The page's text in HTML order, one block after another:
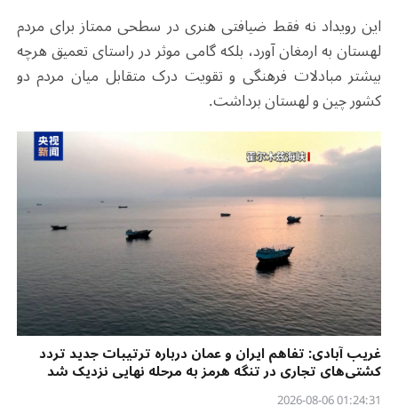
این رویداد نه فقط ضیافتی هنری در سطحی ممتاز برای مردم
لهستان به ارمغان آورد، بلکه گامی موثر در راستای تعمیق هرچه
بیشتر مبادلات فرهنگی و تقویت درک متقابل میان مردم دو
کشور چین و لهستان برداشت.
غریب آبادی: تفاهم ایران و عمان درباره ترتیبات جدید تردد
کشتی‌های تجاری در تنگه هرمز به مرحله نهایی نزدیک شد
01:24:31 2026-08-06